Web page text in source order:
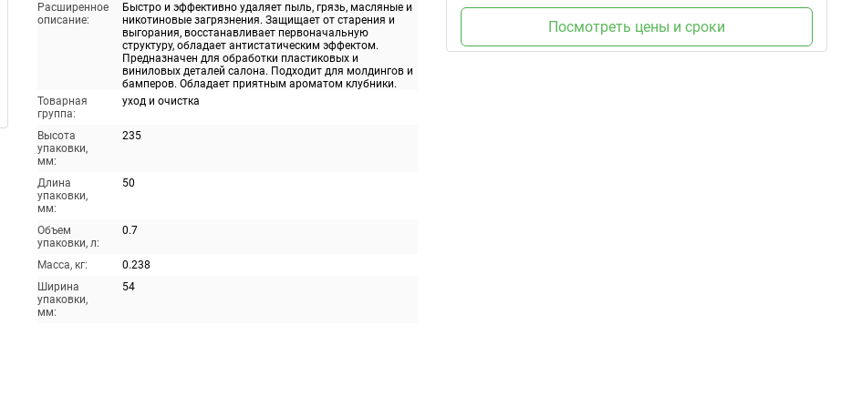
Расширенное
описание:
Быстро и эффективно удаляет пыль, грязь, масляные и
никотиновые загрязнения. Защищает от старения и
выгорания, восстанавливает первоначальную
структуру, обладает антистатическим эффектом.
Предназначен для обработки пластиковых и
виниловых деталей салона. Подходит для молдингов и
бамперов. Обладает приятным ароматом клубники.
Товарная
группа:
уход и очистка
Высота
упаковки,
мм:
235
Длина
упаковки,
мм:
50
Объем
упаковки, л:
0.7
Масса, кг:
0.238
Ширина
упаковки,
мм:
54
Посмотреть цены и сроки